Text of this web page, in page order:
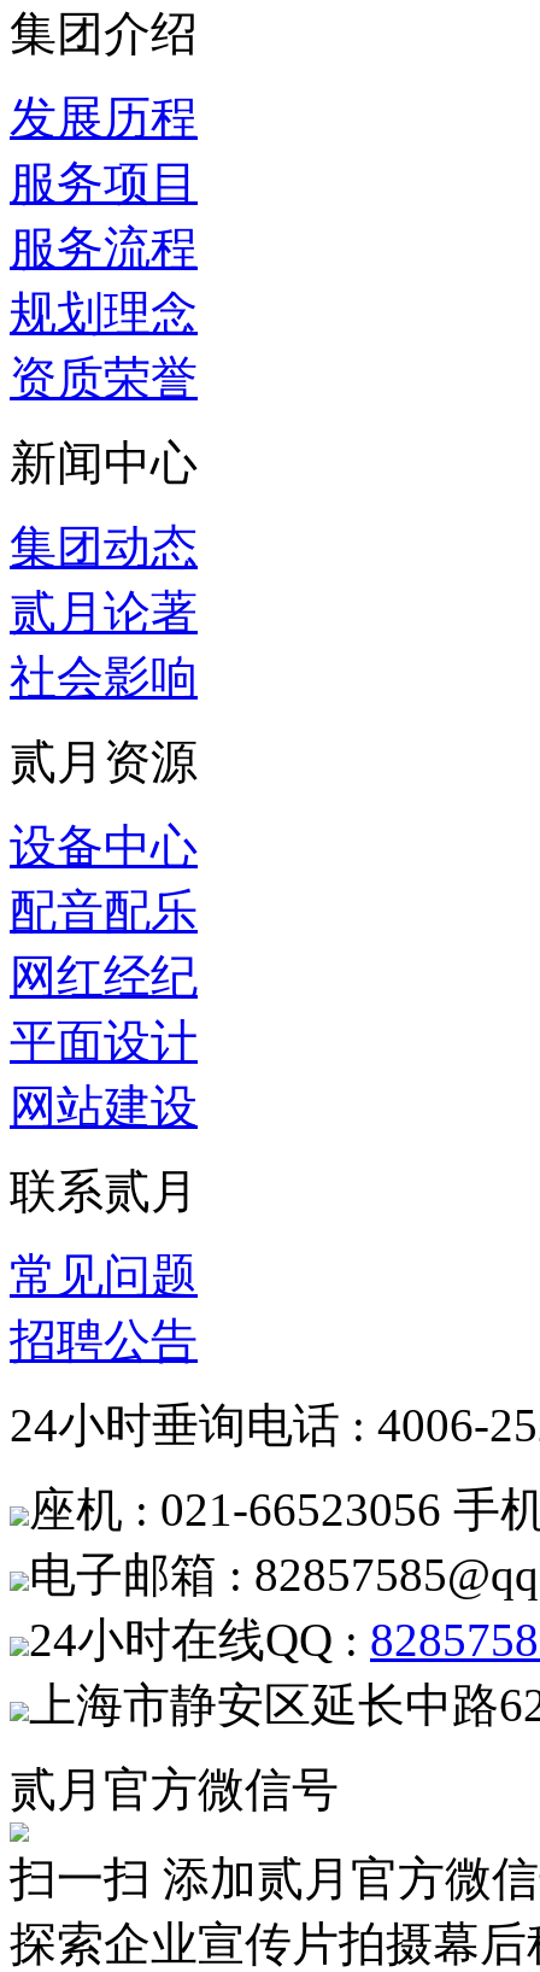
集团介绍
发展历程
服务项目
服务流程
规划理念
资质荣誉
新闻中心
集团动态
贰月论著
社会影响
贰月资源
设备中心
配音配乐
网红经纪
平面设计
网站建设
联系贰月
常见问题
招聘公告
24小时垂询电话 : 4006-
座机 : 021-66523056 手
电子邮箱 :
24小时在线QQ :
上海市静安区延长中路
贰月官方微信号
扫一扫 添加贰月官方微
探索企业宣传片拍摄幕后